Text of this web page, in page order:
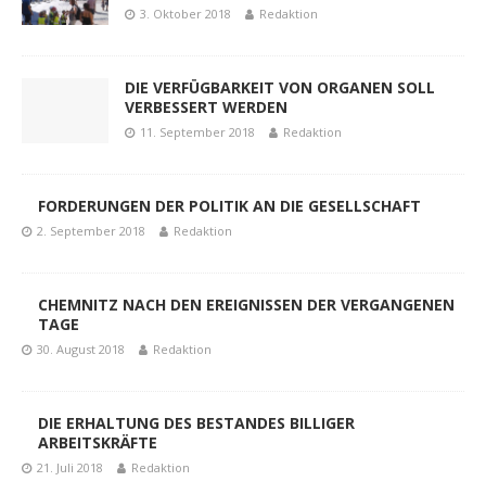
3. Oktober 2018 Redaktion
DIE VERFÜGBARKEIT VON ORGANEN SOLL
VERBESSERT WERDEN
11. September 2018 Redaktion
FORDERUNGEN DER POLITIK AN DIE GESELLSCHAFT
2. September 2018 Redaktion
CHEMNITZ NACH DEN EREIGNISSEN DER VERGANGENEN
TAGE
30. August 2018 Redaktion
DIE ERHALTUNG DES BESTANDES BILLIGER
ARBEITSKRÄFTE
21. Juli 2018 Redaktion